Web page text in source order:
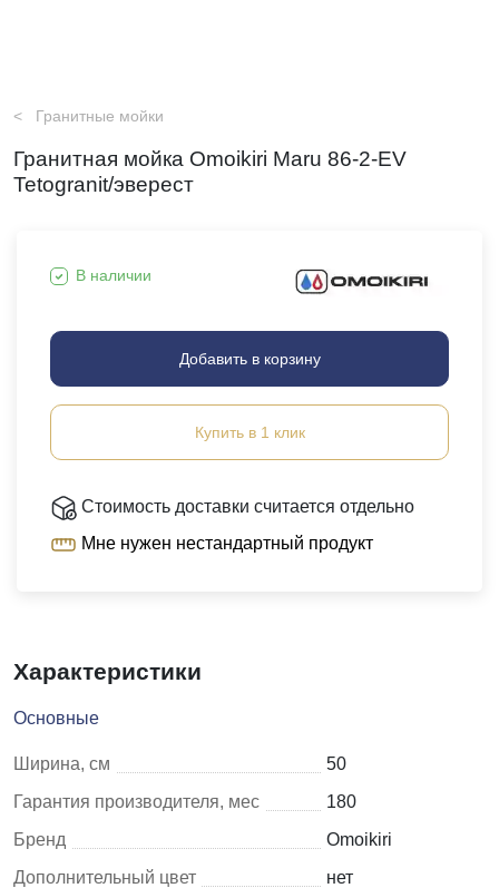
Гранитные мойки
Гранитная мойка Omoikiri Maru 86-2-EV
Tetogranit/эверест
В наличии
Добавить в корзину
Купить в 1 клик
Стоимость доставки считается отдельно
Мне нужен нестандартный продукт
Характеристики
Основные
Ширина, см
50
Гарантия производителя, мес
180
Бренд
Omoikiri
Дополнительный цвет
нет